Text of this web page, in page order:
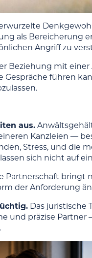
als
Angriff zu
Beziehung mit
führen
aus.
Kanzleien —
Stress, und die
sich nicht auf
Partnerschaft bringt
der Anforderung
Das juristische
und präzise